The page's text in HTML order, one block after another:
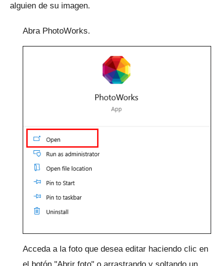
alguien de su imagen.
Abra PhotoWorks.
Acceda a la foto que desea editar haciendo clic en